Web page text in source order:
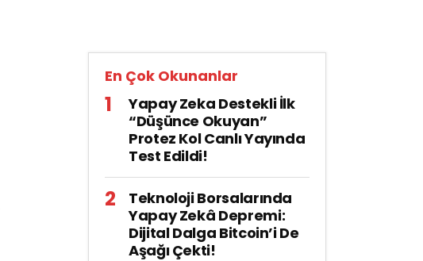
En Çok Okunanlar
Yapay Zeka Destekli İlk
“Düşünce Okuyan”
Protez Kol Canlı Yayında
Test Edildi!
Teknoloji Borsalarında
Yapay Zekâ Depremi:
Dijital Dalga Bitcoin’i De
Aşağı Çekti!